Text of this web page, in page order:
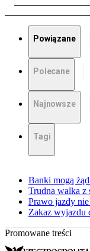
Powiązane
Polecane
Najnowsze
Tagi
Banki mogą
Trudna walka
Prawo jazdy
Zakaz wyjazdu
Promowane treści